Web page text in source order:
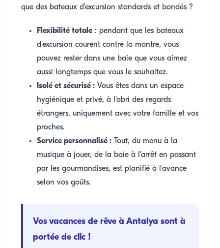
que des bateaux d'excursion standards et bondés ?
Flexibilité totale : pendant que les bateaux
d'excursion courent contre la montre, vous
pouvez rester dans une baie que vous aimez
aussi longtemps que vous le souhaitez.
Isolé et sécurisé : Vous êtes dans un espace
hygiénique et privé, à l'abri des regards
étrangers, uniquement avec votre famille et vos
proches.
Service personnalisé : Tout, du menu à la
musique à jouer, de la baie à l'arrêt en passant
par les gourmandises, est planifié à l'avance
selon vos goûts.
Vos vacances de rêve à Antalya sont à
portée de clic !